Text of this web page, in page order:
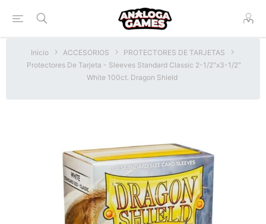
Inicio ACCESORIOS
PROTECTORES DE TARJETAS
Protectores De Tarjeta - Sleeves Standard Classic 2-1/2"x3-1/2"
White 100ct. Dragon Shield